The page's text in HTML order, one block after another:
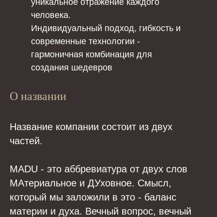
уникальное отражение каждого
человека.
Индивидуальный подход, гибкость и
современные технологии -
гармоничная комбинация для
создания шедевров
О названии
Название компании состоит из двух
частей.
MADU - это аббревиатура от двух слов
МАтериальное и ДУховное. Смысл,
который мы заложили в это - баланс
материи и духа. Вечный вопрос, вечный